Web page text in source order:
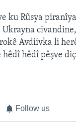
ku Rûsya
Avdiivka li
hêdî hêdî pêşve
Follow us